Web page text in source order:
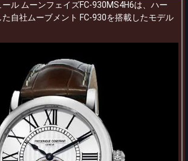
ル ムーンフェイズFC-930MS4H6は、ハー
た自社ムーブメント FC-930を搭載したモデル